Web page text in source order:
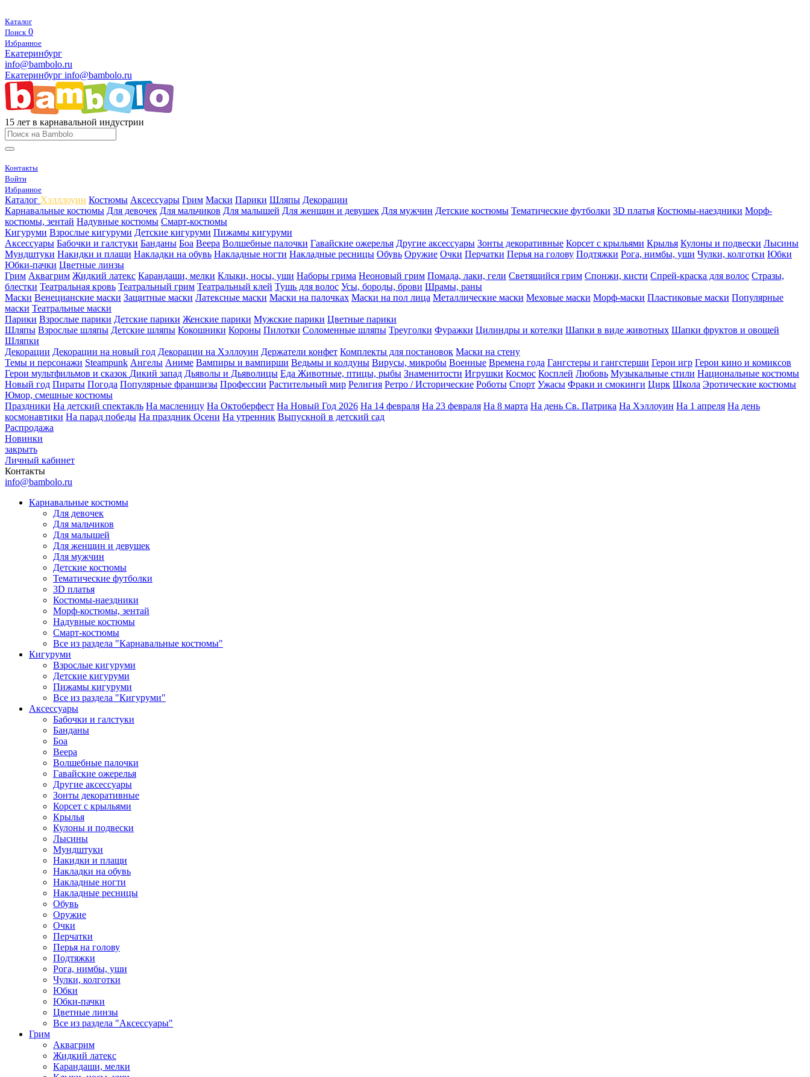
Каталог
Поиск 0
Избранное
Екатеринбург
info@bambolo.ru
Екатеринбург info@bambolo.ru
15 лет в карнавальной индустрии
Контакты
Войти
Избранное
Каталог Хэлллоуин Костюмы Аксессуары Грим Маски Парики Шляпы Декорации
Карнавальные костюмы Для девочек Для мальчиков Для малышей Для женщин и девушек Для мужчин Детские костюмы Тематические футболки 3D платья Костюмы-наездники Морф-
костюмы, зентай Надувные костюмы Смарт-костюмы
Кигуруми Взрослые кигуруми Детские кигуруми Пижамы кигуруми
Аксессуары Бабочки и галстуки Банданы Боа Веера Волшебные палочки Гавайские ожерелья Другие аксессуары Зонты декоративные Корсет с крыльями Крылья Кулоны и подвески Лысины
Мундштуки Накидки и плащи Накладки на обувь Накладные ногти Накладные ресницы Обувь Оружие Очки Перчатки Перья на голову Подтяжки Рога, нимбы, уши Чулки, колготки Юбки
Юбки-пачки Цветные линзы
Грим Аквагрим Жидкий латекс Карандаши, мелки Клыки, носы, уши Наборы грима Неоновый грим Помада, лаки, гели Светящийся грим Спонжи, кисти Спрей-краска для волос Стразы,
блестки Театральная кровь Театральный грим Театральный клей Тушь для волос Усы, бороды, брови Шрамы, раны
Маски Венецианские маски Защитные маски Латексные маски Маски на палочках Маски на пол лица Металлические маски Меховые маски Морф-маски Пластиковые маски Популярные
маски Театральные маски
Парики Взрослые парики Детские парики Женские парики Мужские парики Цветные парики
Шляпы Взрослые шляпы Детские шляпы Кокошники Короны Пилотки Соломенные шляпы Треуголки Фуражки Цилиндры и котелки Шапки в виде животных Шапки фруктов и овощей
Шляпки
Декорации Декорации на новый год Декорации на Хэллоуин Держатели конфет Комплекты для постановок Маски на стену
Темы и персонажи Steampunk Ангелы Аниме Вампиры и вампирши Ведьмы и колдуны Вирусы, микробы Военные Времена года Гангстеры и гангстерши Герои игр Герои кино и комиксов
Герои мультфильмов и сказок Дикий запад Дьяволы и Дьяволицы Еда Животные, птицы, рыбы Знаменитости Игрушки Космос Косплей Любовь Музыкальные стили Национальные костюмы
Новый год Пираты Погода Популярные франшизы Профессии Растительный мир Религия Ретро / Исторические Роботы Спорт Ужасы Фраки и смокинги Цирк Школа Эротические костюмы
Юмор, смешные костюмы
Праздники На детский спектакль На масленицу На Октоберфест На Новый Год 2026 На 14 февраля На 23 февраля На 8 марта На день Св. Патрика На Хэллоуин На 1 апреля На день
космонавтики На парад победы На праздник Осени На утренник Выпускной в детский сад
Распродажа
Новинки
закрыть
Личный кабинет
Контакты
info@bambolo.ru
Карнавальные костюмы
Для девочек
Для мальчиков
Для малышей
Для женщин и девушек
Для мужчин
Детские костюмы
Тематические футболки
3D платья
Костюмы-наездники
Морф-костюмы, зентай
Надувные костюмы
Смарт-костюмы
Все из раздела "Карнавальные костюмы"
Кигуруми
Взрослые кигуруми
Детские кигуруми
Пижамы кигуруми
Все из раздела "Кигуруми"
Аксессуары
Бабочки и галстуки
Банданы
Боа
Веера
Волшебные палочки
Гавайские ожерелья
Другие аксессуары
Зонты декоративные
Корсет с крыльями
Крылья
Кулоны и подвески
Лысины
Мундштуки
Накидки и плащи
Накладки на обувь
Накладные ногти
Накладные ресницы
Обувь
Оружие
Очки
Перчатки
Перья на голову
Подтяжки
Рога, нимбы, уши
Чулки, колготки
Юбки
Юбки-пачки
Цветные линзы
Все из раздела "Аксессуары"
Грим
Аквагрим
Жидкий латекс
Карандаши, мелки